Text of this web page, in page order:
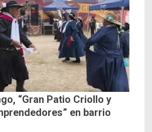
“Gran Patio Criollo y
en barrio